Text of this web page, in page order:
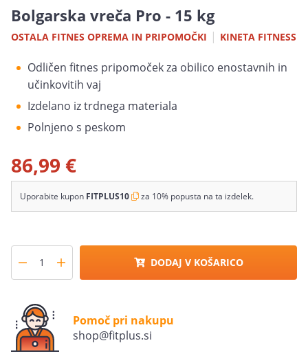
Bolgarska vreča Pro - 15 kg
OSTALA FITNES OPREMA IN PRIPOMOČKI | KINETA FITNESS
Odličen fitnes pripomoček za obilico enostavnih in
učinkovitih vaj
Izdelano iz trdnega materiala
Polnjeno s peskom
86,99 €
Uporabite kupon FITPLUS10 za 10% popusta na ta izdelek.
DODAJ V KOŠARICO
Pomoč pri nakupu
shop@fitplus.si